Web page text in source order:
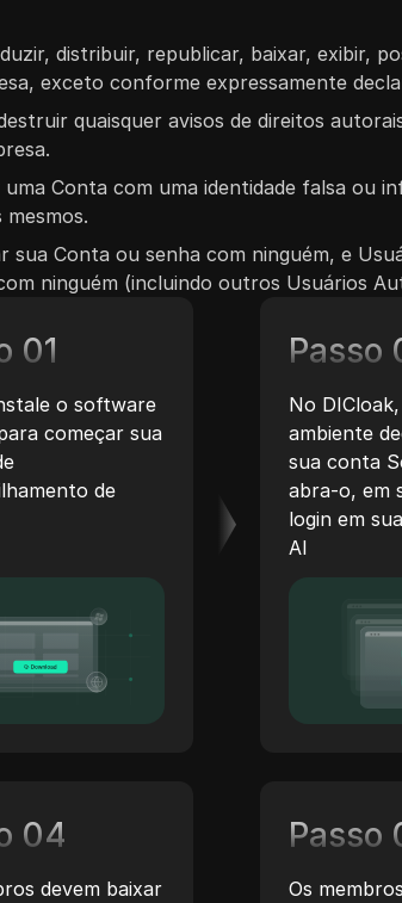
distribuir, republicar, baixar, exibir,
exceto conforme expressamente
quaisquer avisos de direitos
Conta com uma identidade falsa ou
sua Conta ou senha com ninguém, e
ninguém (incluindo outros Usuários
01
o software
começar sua
de
Passo
No
ambiente
sua conta
abra-o, em
login em
AI
04
devem baixar
Passo
Os